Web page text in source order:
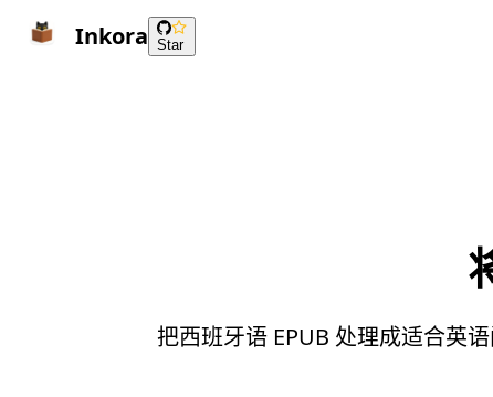
Inkora Star
把西班牙语 EPUB 处理成适合英